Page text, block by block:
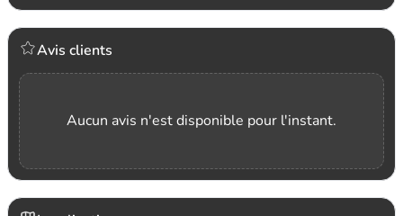
Avis clients
Aucun avis n'est disponible pour l'instant.